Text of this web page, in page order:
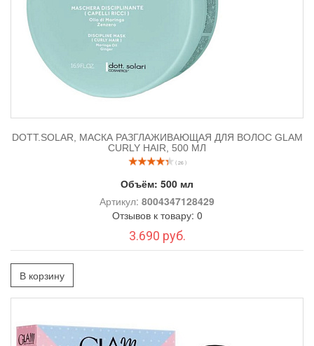
DOTT.SOLAR, МАСКА РАЗГЛАЖИВАЮЩАЯ ДЛЯ ВОЛОС GLAM
CURLY HAIR, 500 МЛ
( 26 )
Объём: 500 мл
Артикул: 8004347128429
Отзывов к товару: 0
3.690 руб.
В корзину